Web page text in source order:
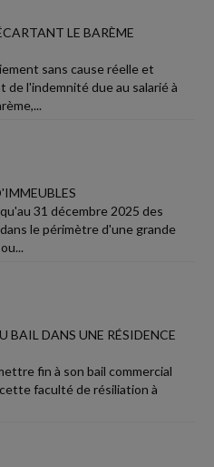
LE BARÈME
sans cause réelle et
l'indemnité due au salarié à
31 décembre 2025 des
le périmètre d'une grande
BAIL DANS UNE RÉSIDENCE
fin à son bail commercial
faculté de résiliation à